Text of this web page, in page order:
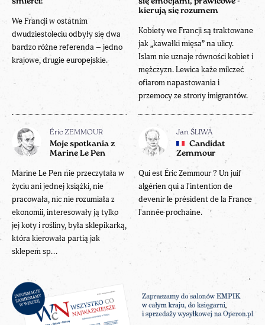
We Francji w ostatnim
dwudziestoleciu odbyły się dwa
bardzo różne referenda – jedno
krajowe, drugie europejskie.
kierują się rozumem
Kobiety we Francji są traktowane
jak „kawałki mięsa” na ulicy.
Islam nie uznaje równości kobiet i
mężczyzn. Lewica każe milczeć
ofiarom napastowania i
przemocy ze strony imigrantów.
Éric ZEMMOUR
Moje spotkania z
Marine Le Pen
Marine Le Pen nie przeczytała w
życiu ani jednej książki, nie
pracowała, nic nie rozumiała z
ekonomii, interesowały ją tylko
jej koty i rośliny, była sklepikarką,
która kierowała partią jak
sklepem sp...
Jan ŚLIWA
Candidat
Zemmour
Qui est Éric Zemmour ? Un juif
algérien qui a l'intention de
devenir le président de la France
l'année prochaine.